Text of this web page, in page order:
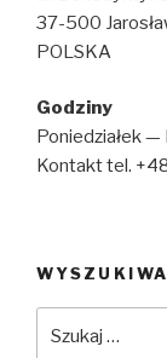
37-500
POLSKA
Godziny
Poniedziałek
Kontakt tel.